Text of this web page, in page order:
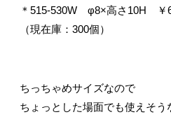
＊515-530W φ8×高さ10H ￥
（現在庫：300個）
ちっちゃめサイズなので
ちょっとした場面でも使えそう